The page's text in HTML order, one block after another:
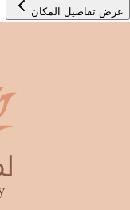
عرض تفاصيل المكان